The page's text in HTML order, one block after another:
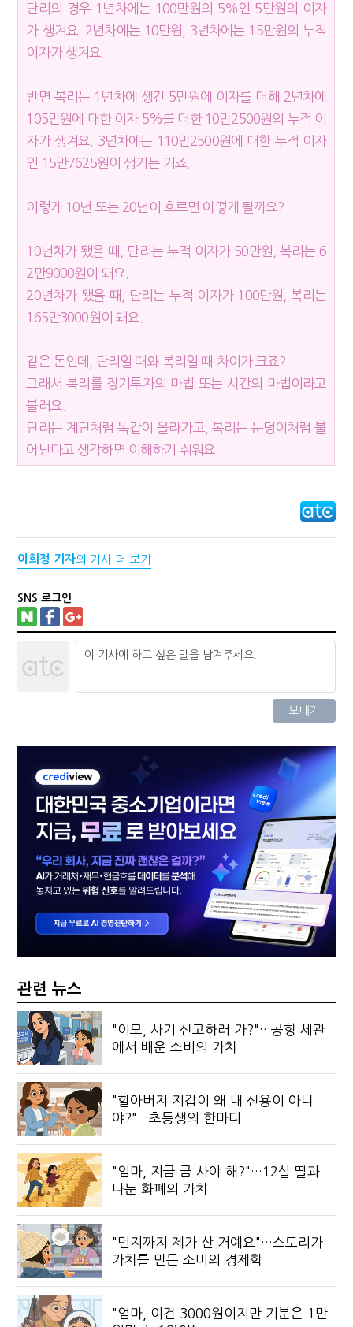
단리의 경우 1년차에는 100만원의 5%인 5만원의 이자
가 생겨요. 2년차에는 10만원, 3년차에는 15만원의 누적
이자가 생겨요.
반면 복리는 1년차에 생긴 5만원에 이자를 더해 2년차에
105만원에 대한 이자 5%를 더한 10만2500원의 누적 이
자가 생겨요. 3년차에는 110만2500원에 대한 누적 이자
인 15만7625원이 생기는 거죠.
이렇게 10년 또는 20년이 흐르면 어떻게 될까요?
10년차가 됐을 때, 단리는 누적 이자가 50만원, 복리는 6
2만9000원이 돼요.
20년차가 됐을 때, 단리는 누적 이자가 100만원, 복리는
165만3000원이 돼요.
같은 돈인데, 단리일 때와 복리일 때 차이가 크죠?
그래서 복리를 장기투자의 마법 또는 시간의 마법이라고
불러요.
단리는 계단처럼 똑같이 올라가고, 복리는 눈덩이처럼 불
어난다고 생각하면 이해하기 쉬워요.
이희정 기자의 기사 더 보기
SNS 로그인
관련 뉴스
"이모, 사기 신고하러 가?"…공항 세관
에서 배운 소비의 가치
"할아버지 지갑이 왜 내 신용이 아니
야?"…초등생의 한마디
"엄마, 지금 금 사야 해?"…12살 딸과
나눈 화폐의 가치
"먼지까지 제가 산 거예요"…스토리가
가치를 만든 소비의 경제학
"엄마, 이건 3000원이지만 기분은 1만